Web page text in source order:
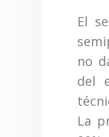
El
no
del
La